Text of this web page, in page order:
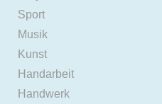
Sport
Musik
Kunst
Handarbeit
Handwerk